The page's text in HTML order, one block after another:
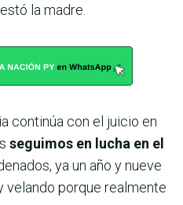
la madre.
continúa con el juicio en
seguimos en lucha en el
ya un año y nueve
velando porque realmente